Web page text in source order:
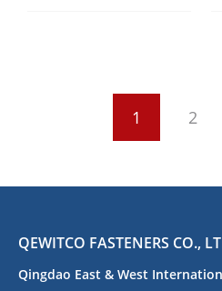
1 2
QEWITCO FASTENERS CO.,
Qingdao East & West